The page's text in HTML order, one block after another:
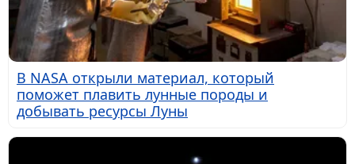
В NASA открыли материал, который
поможет плавить лунные породы и
добывать ресурсы Луны